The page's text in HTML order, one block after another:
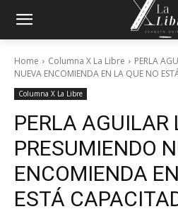
Home Columna X La Libre
PERLA
NUEVA ENCOMIENDA EN LA QUE NO
Columna X La Libre
PERLA AGUILAR
PRESUMIENDO
ENCOMIENDA
ESTÁ